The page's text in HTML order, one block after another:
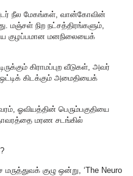
நீல மேகங்கள், வான்கோவின்
மஞ்சள் நிற நட்சத்திரங்களும்,
குழப்பமான மனநிலையைக்
கிராமப்புற வீடுகள், அவர்
கிடக்கும் அமைதியைக்
ஓவியத்தின் பெரும்பகுதியை
தாவரத்தை மரண சடங்கில்
குழு ஒன்று, ‘The Neuro